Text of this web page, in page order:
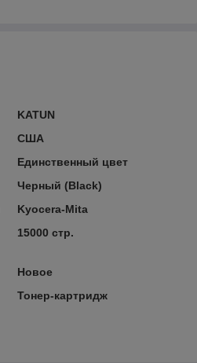
KATUN
США
Единственный цвет
Черный (Black)
Kyocera-Mita
15000 стр.
Новое
Тонер-картридж